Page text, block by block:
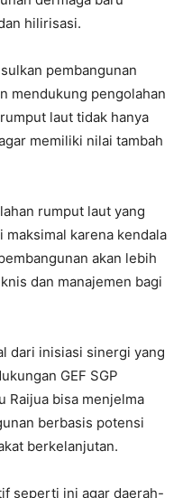
hilirisasi.
pembangunan
mendukung pengolahan
laut tidak hanya
memiliki nilai tambah
rumput laut yang
karena kendala
akan lebih
dan manajemen bagi
dari inisiasi sinergi yang
GEF SGP
Raijua bisa menjelma
berbasis potensi
berkelanjutan.
seperti ini agar daerah-